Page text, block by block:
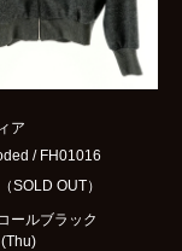
ア
/ FH01016
SOLD OUT）
ールブラック